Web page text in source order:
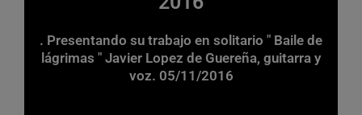
. Presentando su trabajo en solitario " Baile de
lágrimas " Javier Lopez de Guereña, guitarra y
voz. 05/11/2016